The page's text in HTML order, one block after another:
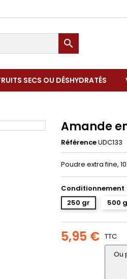

SECS OU DÉSHYDRATÉS
Amande
RéférenceUDC133
Poudre extra fine,
Conditionnement
250 gr
500
5,95 € TTC
Ou